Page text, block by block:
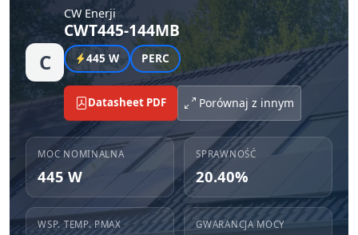
C
CW Enerji
CWT445-144MB
445 W PERC
Datasheet PDF Porównaj z innym
MOC NOMINALNA
445 W
SPRAWNOŚĆ
20.40%
WSP. TEMP. PMAX GWARANCJA MOCY